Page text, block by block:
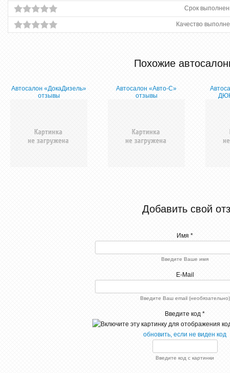
Срок
Качество
Похожие
Автосалон «ДокаДизель»
отзывы
Автосалон «Авто-С»
отзывы
Добавить свой
Имя *
Введите Ваше имя
E-Mail
Введите Ваш email (необязательно)
Введите код *
обновить, если не виден код
Введите код с картинки